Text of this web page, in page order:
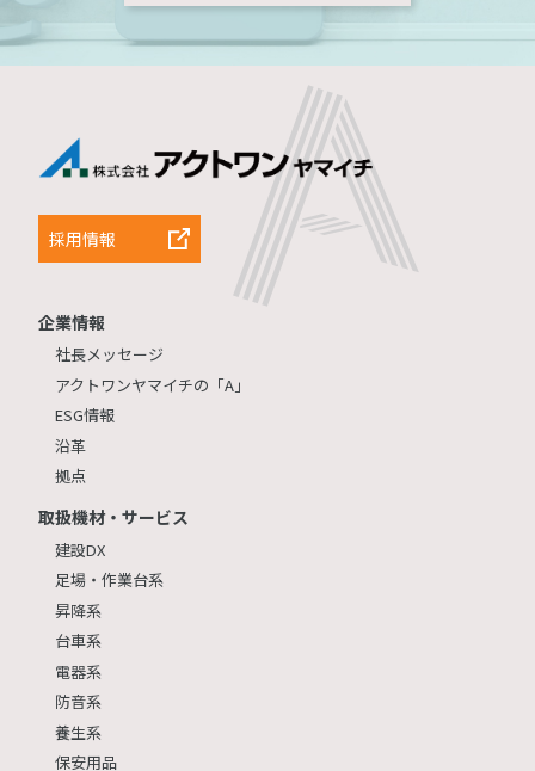
採用情報
企業情報
社長メッセージ
アクトワンヤマイチの「A」
ESG情報
沿革
拠点
取扱機材・サービス
建設DX
足場・作業台系
昇降系
台車系
電器系
防音系
養生系
保安用品